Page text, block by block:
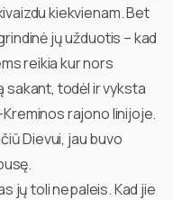
kiekvienam. Bet
jų užduotis – kad
reikia kur nors
sakant, todėl ir vyksta
rajono linijoje.
Dievui, jau buvo
jų toli nepaleis. Kad jie